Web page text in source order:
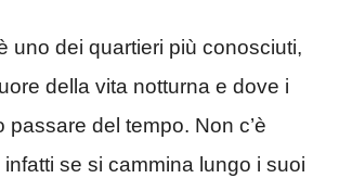
uno dei quartieri più conosciuti,
della vita notturna e dove i
passare del tempo. Non c’è
se si cammina lungo i suoi